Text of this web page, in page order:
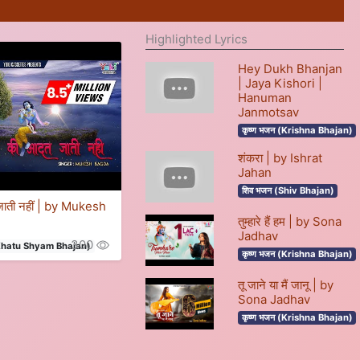
नहीं | by Mukesh
Shyam Bhajan)
300
Highlighted Lyrics
Hey Dukh Bhanjan
| Jaya Kishori |
Hanuman
Janmotsav
कृष्ण भजन (Krishna Bhajan)
शंकरा | by Ishrat
Jahan
शिव भजन (Shiv Bhajan)
तुम्हारे हैं हम | by Sona
Jadhav
कृष्ण भजन (Krishna Bhajan)
तू जाने या मैं जानू | by
Sona Jadhav
कृष्ण भजन (Krishna Bhajan)